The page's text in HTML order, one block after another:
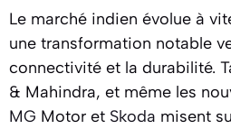
Le marché indien évolue à
une transformation notable
connectivité et la durabilité.
& Mahindra, et même les
MG Motor et Skoda misent